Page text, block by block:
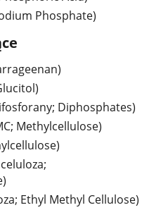
Phosphate)
Diphosphates)
Methylcellulose)
Ethyl Methyl Cellulose)